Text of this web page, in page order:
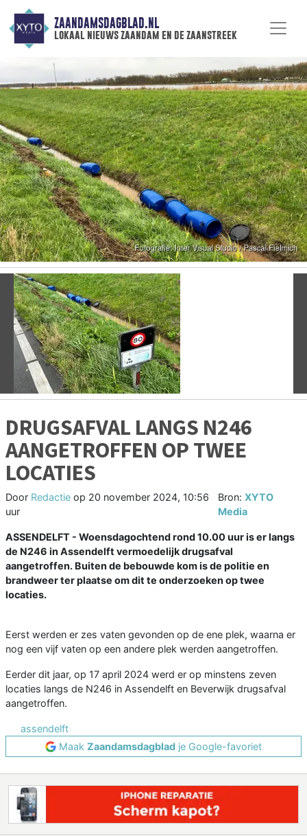
ZAANDAMSDAGBLAD.NL
lokaal nieuws zaandam en de zaanstreek
Vorige
DRUGSAFVAL LANGS N246
AANGETROFFEN OP TWEE
LOCATIES
Door Redactie op 20 november 2024, 10:56
uur
Bron: XYTO
Media
ASSENDELFT - Woensdagochtend rond 10.00 uur is er langs
de N246 in Assendelft vermoedelijk drugsafval
aangetroffen. Buiten de bebouwde kom is de politie en
brandweer ter plaatse om dit te onderzoeken op twee
locaties.
Eerst werden er zes vaten gevonden op de ene plek, waarna er
nog een vijf vaten op een andere plek werden aangetroffen.
Eerder dit jaar, op 17 april 2024 werd er op minstens zeven
locaties langs de N246 in Assendelft en Beverwijk drugsafval
aangetroffen.
assendelft
Maak Zaandamsdagblad je Google-favoriet